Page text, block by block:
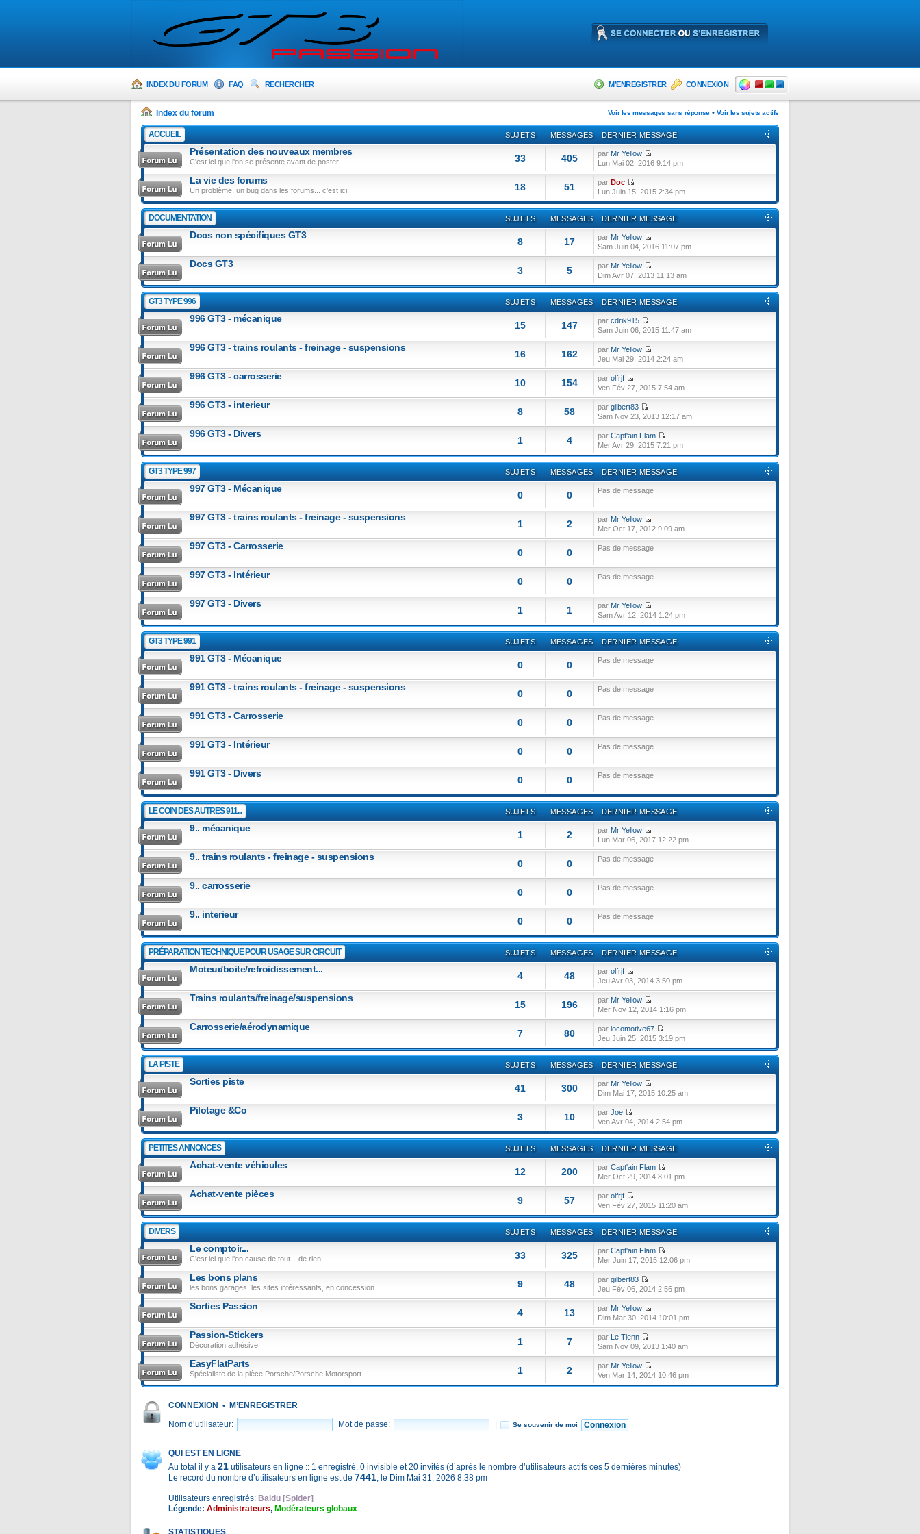
INDEX DU FORUM FAQ RECHERCHER M’ENREGISTRER CONNEXION
Index du forum Voir les messages sans réponse• Voir les sujets actifs
ACCUEIL SUJETS MESSAGES DERNIER MESSAGE
Présentation des nouveaux membres
C'est ici que l'on se présente avant de poster... 33 405 par Mr Yellow
Lun Mai 02, 2016 9:14 pm
La vie des forums
Un problème, un bug dans les forums... c'est ici! 18 51 parDoc
Lun Juin 15, 2015 2:34 pm
DOCUMENTATION SUJETS MESSAGES DERNIER MESSAGE
Docs non spécifiques GT3
8 17 par Mr Yellow
Sam Juin 04, 2016 11:07 pm
Docs GT3
3 5 par Mr Yellow
Dim Avr 07, 2013 11:13 am
GT3 TYPE 996 SUJETS MESSAGES DERNIER MESSAGE
996 GT3 - mécanique
15 147 parcdrik915
Sam Juin 06, 2015 11:47 am
996 GT3 - trains roulants - freinage - suspensions
16 162 par Mr Yellow
Jeu Mai 29, 2014 2:24 am
996 GT3 - carrosserie
10 154 parolfrjf
Ven Fév 27, 2015 7:54 am
996 GT3 - interieur
8 58 pargilbert83
Sam Nov 23, 2013 12:17 am
996 GT3 - Divers
1 4 parCapt'ain Flam
Mer Avr 29, 2015 7:21 pm
GT3 TYPE 997 SUJETS MESSAGES DERNIER MESSAGE
997 GT3 - Mécanique
0 0 Pas de message
997 GT3 - trains roulants - freinage - suspensions
1 2 par Mr Yellow
Mer Oct 17, 2012 9:09 am
997 GT3 - Carrosserie
0 0 Pas de message
997 GT3 - Intérieur
0 0 Pas de message
997 GT3 - Divers
1 1 par Mr Yellow
Sam Avr 12, 2014 1:24 pm
GT3 TYPE 991 SUJETS MESSAGES DERNIER MESSAGE
991 GT3 - Mécanique
0 0 Pas de message
991 GT3 - trains roulants - freinage - suspensions
0 0 Pas de message
991 GT3 - Carrosserie
0 0 Pas de message
991 GT3 - Intérieur
0 0 Pas de message
991 GT3 - Divers
0 0 Pas de message
LE COIN DES AUTRES 911... SUJETS MESSAGES DERNIER MESSAGE
9.. mécanique
1 2 par Mr Yellow
Lun Mar 06, 2017 12:22 pm
9.. trains roulants - freinage - suspensions
0 0 Pas de message
9.. carrosserie
0 0 Pas de message
9.. interieur
0 0 Pas de message
PRÉPARATION TECHNIQUE POUR USAGE SUR CIRCUIT SUJETS MESSAGES DERNIER MESSAGE
Moteur/boite/refroidissement...
4 48 parolfrjf
Jeu Avr 03, 2014 3:50 pm
Trains roulants/freinage/suspensions
15 196 par Mr Yellow
Mer Nov 12, 2014 1:16 pm
Carrosserie/aérodynamique
7 80 parlocomotive67
Jeu Juin 25, 2015 3:19 pm
LA PISTE SUJETS MESSAGES DERNIER MESSAGE
Sorties piste
41 300 par Mr Yellow
Dim Mai 17, 2015 10:25 am
Pilotage &Co
3 10 parJoe
Ven Avr 04, 2014 2:54 pm
PETITES ANNONCES SUJETS MESSAGES DERNIER MESSAGE
Achat-vente véhicules
12 200 parCapt'ain Flam
Mer Oct 29, 2014 8:01 pm
Achat-vente pièces
9 57 parolfrjf
Ven Fév 27, 2015 11:20 am
DIVERS SUJETS MESSAGES DERNIER MESSAGE
Le comptoir...
C'est ici que l'on cause de tout... de rien! 33 325 parCapt'ain Flam
Mer Juin 17, 2015 12:06 pm
Les bons plans
les bons garages, les sites intéressants, en concession.... 9 48 pargilbert83
Jeu Fév 06, 2014 2:56 pm
Sorties Passion
4 13 par Mr Yellow
Dim Mar 30, 2014 10:01 pm
Passion-Stickers
Décoration adhésive 1 7 par Le Tienn
Sam Nov 09, 2013 1:40 am
EasyFlatParts
Spécialiste de la pièce Porsche/Porsche Motorsport 1 2 par Mr Yellow
Ven Mar 14, 2014 10:46 pm
CONNEXION • M’ENREGISTRER
Nom d’utilisateur: Mot de passe: Se souvenir de moi
QUI EST EN LIGNE
Au total il y a 21 utilisateurs en ligne :: 1 enregistré, 0 invisible et 20 invités (d’après le nombre d’utilisateurs actifs ces 5 dernières minutes)
Le record du nombre d’utilisateurs en ligne est de 7441, le Dim Mai 31, 2026 8:38 pm
Utilisateurs enregistrés: Baidu [Spider]
Légende: Administrateurs, Modérateurs globaux
STATISTIQUES